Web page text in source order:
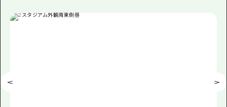
標準
超值遊覽門票